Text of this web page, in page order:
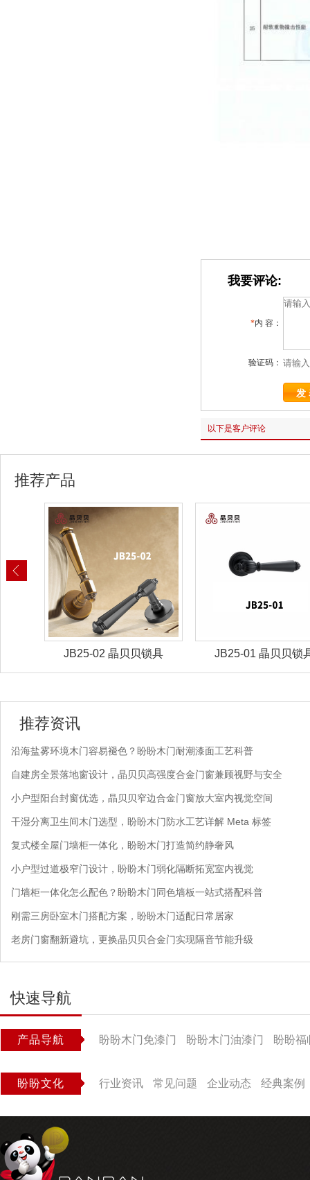
我要评论:
*内 容：
验证码：
以下是客户评论
推荐产品
JB25-02 晶贝贝锁具 JB25-01 晶贝贝锁
推荐资讯
沿海盐雾环境木门容易褪色？盼盼木门耐潮漆面工艺科普
自建房全景落地窗设计，晶贝贝高强度合金门窗兼顾视野与安全
小户型阳台封窗优选，晶贝贝窄边合金门窗放大室内视觉空间
干湿分离卫生间木门选型，盼盼木门防水工艺详解 Meta 标签
复式楼全屋门墙柜一体化，盼盼木门打造简约静奢风
小户型过道极窄门设计，盼盼木门弱化隔断拓宽室内视觉
门墙柜一体化怎么配色？盼盼木门同色墙板一站式搭配科普
刚需三房卧室木门搭配方案，盼盼木门适配日常居家
老房门窗翻新避坑，更换晶贝贝合金门实现隔音节能升级
快速导航
产品导航 盼盼木门免漆门 盼盼木门油漆门 盼盼福
盼盼文化 行业资讯 常见问题 企业动态 经典案例